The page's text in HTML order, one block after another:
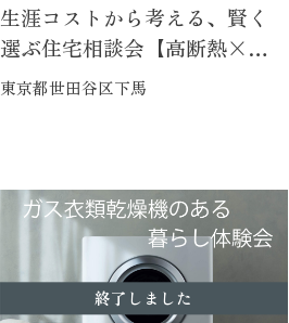
生涯コストから考える、賢く
選ぶ住宅相談会【高断熱×高
スペック】
東京都世田谷区下馬
終了しました